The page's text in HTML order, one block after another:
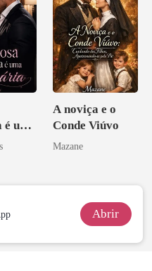
uma
A noviça e o
Conde Viúvo
Mazane
Abrir